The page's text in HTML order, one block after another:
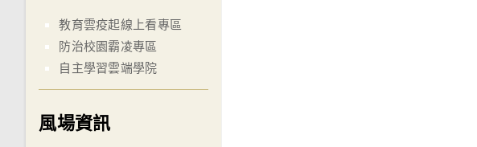
教育雲疫起線上看專區
防治校園霸凌專區
自主學習雲端學院
風場資訊